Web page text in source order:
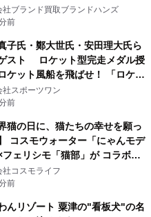
社ブランド買取ブランドハンズ
前
子氏・鄭大世氏・安田理大氏ら
スト ロケット型完走メダル授
ケット風船を飛ばせ！ 「ロケッ
ソン2026」開催
社スポーツワン
前
猫の日に、猫たちの幸せを願っ
コスモウォーター「にゃんモデ
フェリシモ「猫部」が コラボキ
ーンを実施
社コスモライフ
前
んリゾート 粟津の"看板犬"の名